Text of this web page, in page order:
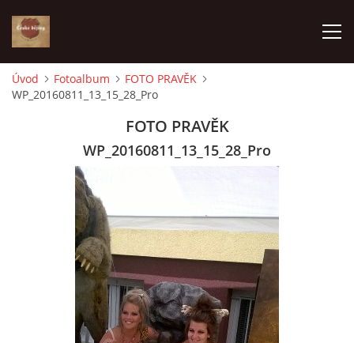
ÚVOD
VÝBĚR PODLE VAŠICH POTŘEB
JAK VŠE PROBÍHÁ
ČESKÉ DĚJINY
Úvod Fotoalbum
FOTO PRAVĚK
WP_20160811_13_15_28_Pro
FOTO PRAVĚK
WP_20160811_13_15_28_Pro